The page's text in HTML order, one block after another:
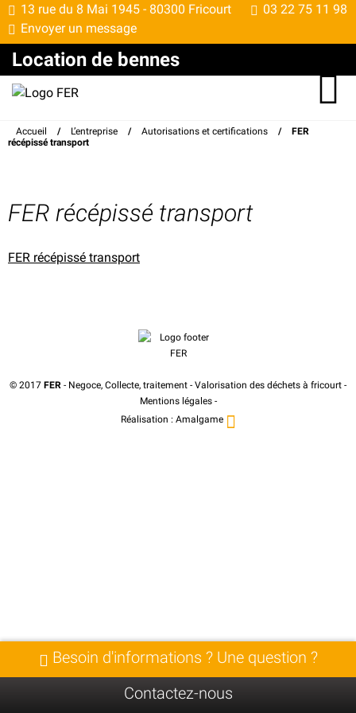
13 rue du 8 Mai 1945 - 80300 Fricourt
03 22 75 11 98
Envoyer un message
Location de bennes
Accueil / L’entreprise / Autorisations et certifications /
FER
récépissé transport
FER récépissé transport
FER récépissé transport
© 2017 FER - Negoce, Collecte, traitement - Valorisation des déchets à fricourt -
Mentions légales-
Réalisation : Amalgame
Besoin d'informations ? Une question ?
Contactez-nous